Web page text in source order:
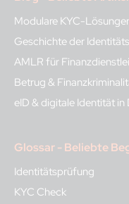
Modulare KYC-
Geschichte der
AMLR für
Betrug &
eID & digitale Identität in
Glossar - Beliebte
Identitätsprüfung
KYC Check